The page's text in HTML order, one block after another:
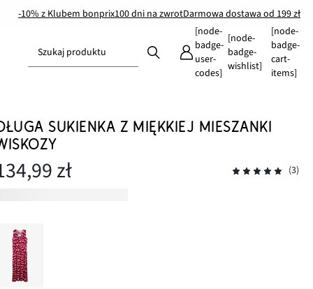
-10% z Klubem bonprix100 dni na zwrotDarmowa dostawa od 199 zł
Szukaj produktu
[node-
badge-
user-
codes]
[node-
badge-
wishlist]
[node-
badge-
cart-
items]
SUKIENKA Z MIĘKKIEJ MIESZANKI
zł (3)